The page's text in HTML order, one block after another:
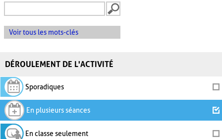
Voir tous les mots-clés
DÉROULEMENT DE L'ACTIVITÉ
Sporadiques
En plusieurs séances
En classe seulement